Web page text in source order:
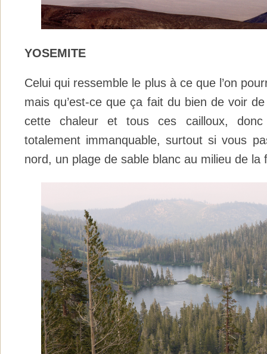
YOSEMITE
Celui qui ressemble le plus à ce que l’on
mais qu’est-ce que ça fait du bien de voir
cette chaleur et tous ces cailloux,
totalement immanquable, surtout si vous
nord, un plage de sable blanc au milieu de